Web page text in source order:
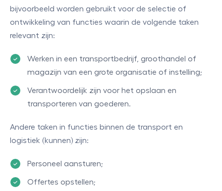
bijvoorbeeld worden gebruikt voor de selectie of
ontwikkeling van functies waarin de volgende taken
relevant zijn:
Werken in een transportbedrijf, groothandel of
magazijn van een grote organisatie of instelling;
Verantwoordelijk zijn voor het opslaan en
transporteren van goederen.
Andere taken in functies binnen de transport en
logistiek (kunnen) zijn:
Personeel aansturen;
Offertes opstellen;